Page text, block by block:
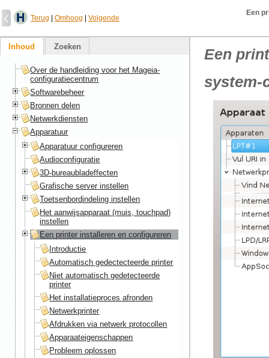
Terug Omhoog Volgende
Een
Een
system-
Inhoud Zoeken
Over de handleiding voor het Mageia-
configuratiecentrum
Softwarebeheer
Bronnen delen
Netwerkdiensten
Apparatuur
Apparatuur configureren
Audioconfiguratie
3D-bureaubladeffecten
Grafische server instellen
Toetsenbordindeling instellen
Het aanwijsapparaat (muis, touchpad)
instellen
Een printer installeren en configureren
Introductie
Automatisch gedectecteerde printer
Niet automatisch gedetecteerde
printer
Het installatieproces afronden
Netwerkprinter
Afdrukken via netwerk protocollen
Apparaateigenschappen
Probleem oplossen